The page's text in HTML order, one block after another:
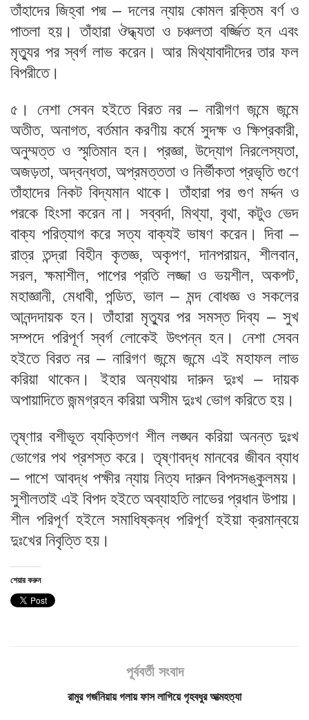
তাঁহাদের জিহ্বা পদ্ম – দলের ন্যায় কোমল রক্তিম বর্ণ ও
পাতলা হয়। তাঁহারা ঔদ্ধ্যতা ও চঞ্চলতা বর্জ্জিত হন এবং
মৃত্যুর পর স্বর্গ লাভ করেন। আর মিথ্যাবাদীদের তার ফল
বিপরীতে।
৫। নেশা সেবন হইতে বিরত নর – নারীগণ জন্মে জন্মে
অতীত, অনাগত, বর্তমান করণীয় কর্মে সুদক্ষ ও ক্ষিপ্রকারী,
অনুম্মত্ত ও স্মৃতিমান হন। প্রজ্ঞা, উদ্যোগ নিরলেস্যতা,
অজড়তা, অদ্বন্ধতা, অপ্রমত্ততা ও নির্ভীকতা প্রভৃতি গুণে
তাঁহাদের নিকট বিদ্যমান থাকে। তাঁহারা পর গুণ মর্দ্দন ও
পরকে হিংসা করেন না। সব্বর্দা, মিথ্যা, বৃথা, কটুও ভেদ
বাক্য পরিত্যাগ করে সত্য বাক্যই ভাষণ করেন। দিবা –
রাত্র তন্দ্রা বিহীন কৃতজ্ঞ, অকৃপণ, দানপরায়ন, শীলবান,
সরল, ক্ষমাশীল, পাপের প্রতি লজ্জা ও ভয়শীল, অকপট,
মহাজ্ঞানী, মেধাবী, পন্ডিত, ভাল – মন্দ বোধজ্ঞ ও সকলের
আনন্দদায়ক হন। তাঁহারা মৃত্যুর পর সমস্ত দিব্য – সুখ
সম্পদে পরিপূর্ণ স্বর্গ লোকেই উৎপন্ন হন। নেশা সেবন
হইতে বিরত নর – নারিগণ জন্মে জন্মে এই মহাফল লাভ
করিয়া থাকেন। ইহার অন্যথায় দারুন দুঃখ – দায়ক
অপায়াদিতে জন্মগ্রহন করিয়া অসীম দুঃখ ভোগ করিতে হয়।
তৃষ্ণার বশীভূত ব্যক্তিগণ শীল লঙ্ঘন করিয়া অনন্ত দুঃখ
ভোগের পথ প্রশস্ত করে। তৃষ্ণাবদ্ধ মানবের জীবন ব্যাধ
– পাশে আবদ্ধ পক্ষীর ন্যায় নিত্য দারুন বিপদসঙ্কুলময়।
সুশীলতাই এই বিপদ হইতে অব্যাহতি লাভের প্রধান উপায়।
শীল পরিপূর্ণ হইলে সমাধিষ্কন্ধ পরিপূর্ণ হইয়া ক্রমান্বয়ে
দুঃখের নিবৃত্তি হয়।
শেয়ার করুন
পূর্ববর্তী সংবাদ
রামুর গর্জনিয়ায় গলায় ফাস লাগিয়ে গৃহবধুর আত্মহত্যা